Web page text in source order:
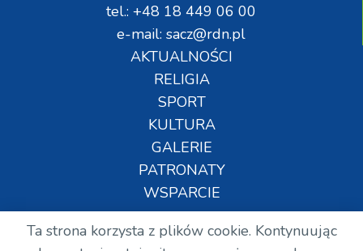
tel.: +48 18 449 06 00
e-mail: sacz@rdn.pl
AKTUALNOŚCI
RELIGIA
SPORT
KULTURA
GALERIE
PATRONATY
WSPARCIE
Ta strona korzysta z plików cookie. Kontynuując